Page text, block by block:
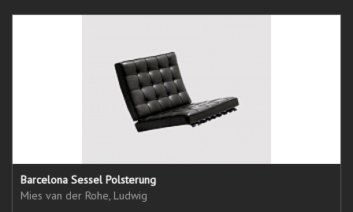
Barcelona Sessel Polsterung
Mies van der Rohe, Ludwig